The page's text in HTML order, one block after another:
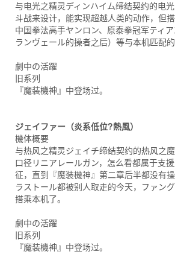
与电光之精灵ディンハイム缔结契约的电
斗战来设计，能实现超越人类的动作，但
中国拳法高手ヤンロン、原泰拳冠军ティ
ランヴェール的操者之后）等与本机匹配的
劇中の活躍
旧系列
『魔装機神』中登场过。
ジェイファー（炎系低位?熱風）
機体概要
与热风之精灵ジェイチ缔结契约的热风之
口径リニアレールガン，怎么看都属于支
征，直到『魔装機神』第二章后半都没有
ラストール都被别人取走的今天，ファン
搭乘本机了。
劇中の活躍
旧系列
『魔装機神』中登场过。